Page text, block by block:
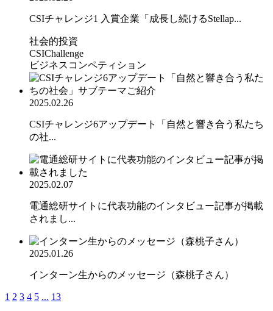
CSIチャレンジ1 入賞企業「成長し続けるStellap...
社会的投資
CSIChallenge
ビジネスコンペティション
2025.02.26
CSIチャレンジ6アップデート「自然と響き合う私たち
の社...
2025.02.07
電通総研サイトに代表功能のインタビュー記事が掲載
されまし...
2025.01.26
インターン生からのメッセージ（森桃子さん）
1 2 3 4 5 ... 13